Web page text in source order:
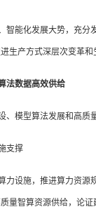
智能化发展大势，充分
生产方式深层次变革和
法数据高效供给
、模型算法发展和高质
支撑
力设施，推进算力资源
量智算资源供给，论